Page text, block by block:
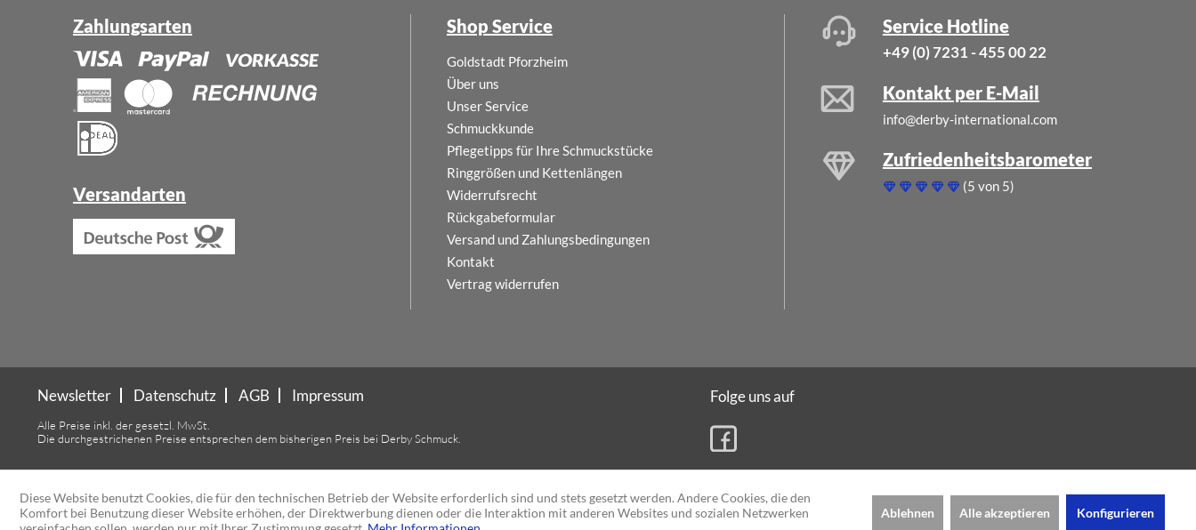
Zahlungsarten
Versandarten
Shop Service
Goldstadt Pforzheim
Über uns
Unser Service
Schmuckkunde
Pflegetipps für Ihre Schmuckstücke
Ringgrößen und Kettenlängen
Widerrufsrecht
Rückgabeformular
Versand und Zahlungsbedingungen
Kontakt
Vertrag widerrufen
Service Hotline
+49 (0) 7231 - 455 00 22
Kontakt per E-Mail
info@derby-international.com
Zufriedenheitsbarometer
(5 von 5)
Newsletter Datenschutz AGB Impressum
Alle Preise inkl. der gesetzl. MwSt.
Die durchgestrichenen Preise entsprechen dem bisherigen Preis bei Derby Schmuck.
Folge uns auf
Diese Website benutzt Cookies, die für den technischen Betrieb der Website erforderlich sind und stets gesetzt werden. Andere Cookies, die den
Komfort bei Benutzung dieser Website erhöhen, der Direktwerbung dienen oder die Interaktion mit anderen Websites und sozialen Netzwerken
Ablehnen Alle akzeptieren Konfigurieren